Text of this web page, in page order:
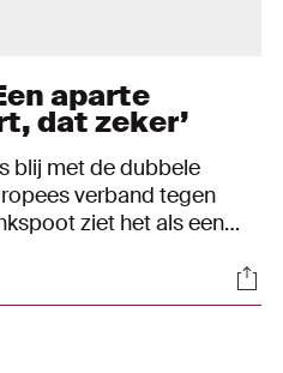
aparte
dat zeker’
blij met de dubbele
verband tegen
ziet het als een
aparte seizoenstart, dat
die de eerste drie